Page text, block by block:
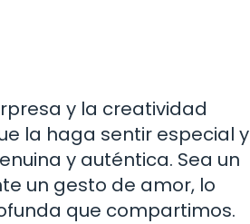
y la creatividad
la haga sentir especial y
y auténtica. Sea un
un gesto de amor, lo
que compartimos.